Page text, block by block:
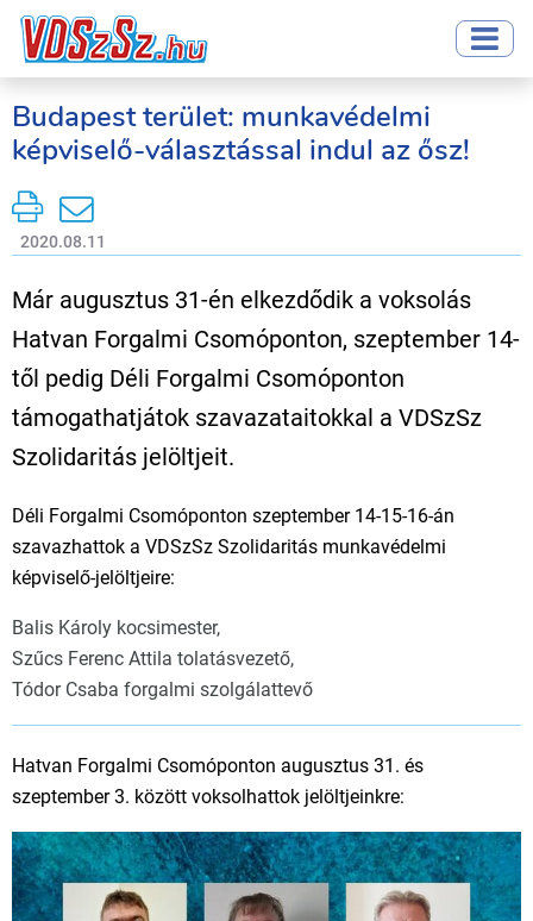
Budapest terület: munkavédelmi
képviselő-választással indul az ősz!
2020.08.11
Már augusztus 31-én elkezdődik a voksolás
Hatvan Forgalmi Csomóponton, szeptember 14-
től pedig Déli Forgalmi Csomóponton
támogathatjátok szavazataitokkal a VDSzSz
Szolidaritás jelöltjeit.
Déli Forgalmi Csomóponton szeptember 14-15-16-án
szavazhattok a VDSzSz Szolidaritás munkavédelmi
képviselő-jelöltjeire:
Balis Károly kocsimester,
Szűcs Ferenc Attila tolatásvezető,
Tódor Csaba forgalmi szolgálattevő
Hatvan Forgalmi Csomóponton augusztus 31. és
szeptember 3. között voksolhattok jelöltjeinkre: